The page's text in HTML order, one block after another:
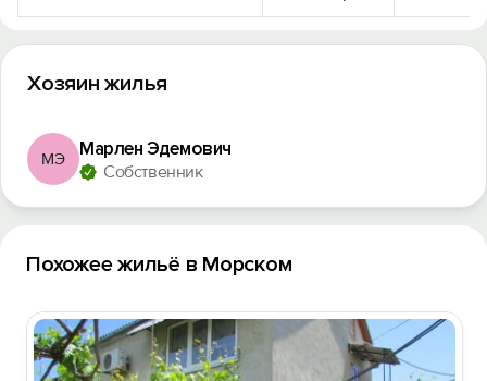
Хозяин жилья
МЭ Марлен Эдемович
Собственник
Похожее жильё в Морском
Вход на сайт